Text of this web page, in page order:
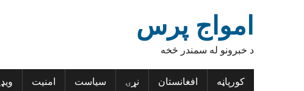
امواج پرس
د خبرونو له سمندر څخه
کورپاڼه
افغانستان نړۍ سیاست امنیت